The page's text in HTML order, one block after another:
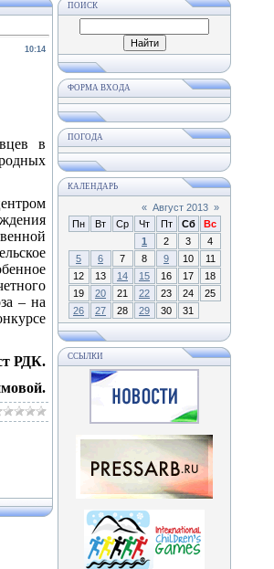
10:14
в
– на
РДК.
ПОИСК
ФОРМА ВХОДА
ПОГОДА
КАЛЕНДАРЬ
« Август 2013 »
Пн
Вт Ср Чт Пт Сб
Вс
1
2 3
4
5
6 7 8 9 10
11
12
13 14 15 16 17
18
19
20 21 22 23 24
25
26
27 28 29 30 31
ССЫЛКИ